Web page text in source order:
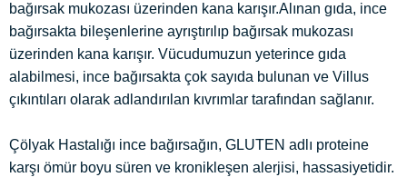
bağırsak mukozası üzerinden kana karışır.Alınan gıda, ince
bağırsakta bileşenlerine ayrıştırılıp bağırsak mukozası
üzerinden kana karışır. Vücudumuzun yeterince gıda
alabilmesi, ince bağırsakta çok sayıda bulunan ve Villus
çıkıntıları olarak adlandırılan kıvrımlar tarafından sağlanır.
Çölyak Hastalığı ince bağırsağın, GLUTEN adlı proteine
karşı ömür boyu süren ve kronikleşen alerjisi, hassasiyetidir.